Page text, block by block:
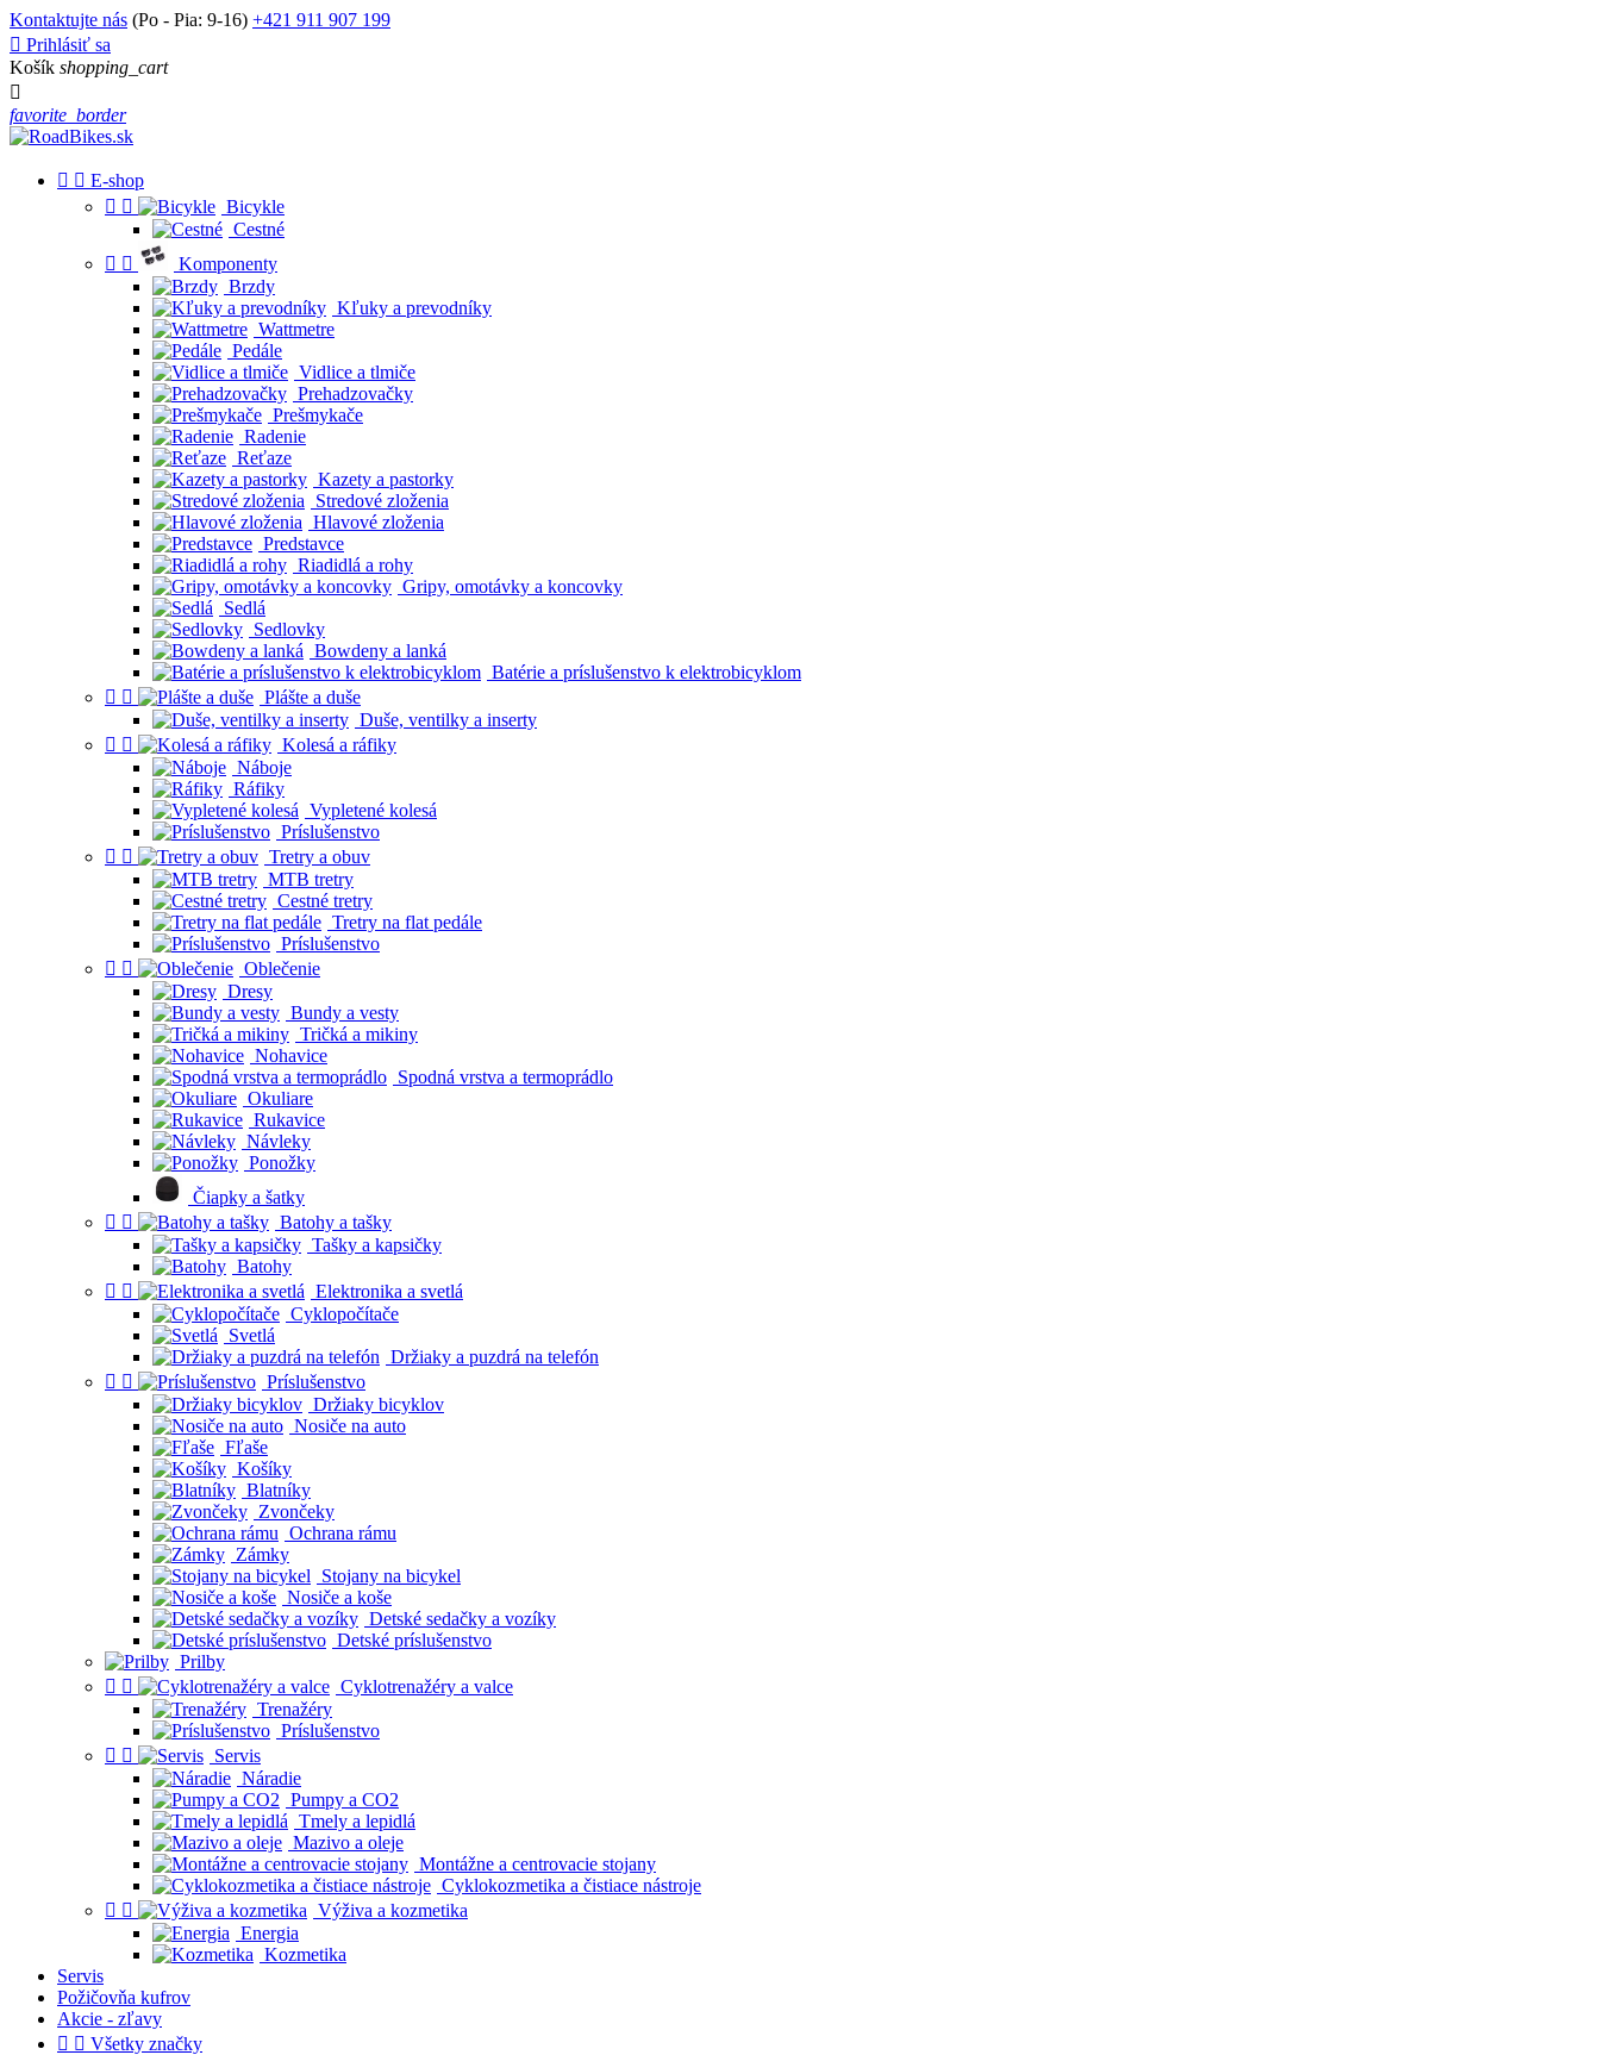
Kontaktujte nás (Po - Pia: 9-16) +421 911 907 199
 Prihlásiť sa
Košík shopping_cart

favorite_border
  E-shop
 
Bicykle
Cestné
 
Komponenty
Brzdy
Kľuky a prevodníky
Wattmetre
Pedále
Vidlice a tlmiče
Prehadzovačky
Prešmykače
Radenie
Reťaze
Kazety a pastorky
Stredové zloženia
Hlavové zloženia
Predstavce
Riadidlá a rohy
Gripy, omotávky a koncovky
Sedlá
Sedlovky
Bowdeny a lanká
Batérie a príslušenstvo k elektrobicyklom
 
Plášte a duše
Duše, ventilky a inserty
 
Kolesá a ráfiky
Náboje
Ráfiky
Vypletené kolesá
Príslušenstvo
 
Tretry a obuv
MTB tretry
Cestné tretry
Tretry na flat pedále
Príslušenstvo
 
Oblečenie
Dresy
Bundy a vesty
Tričká a mikiny
Nohavice
Spodná vrstva a termoprádlo
Okuliare
Rukavice
Návleky
Ponožky
Čiapky a šatky
 
Batohy a tašky
Tašky a kapsičky
Batohy
 
Elektronika a svetlá
Cyklopočítače
Svetlá
Držiaky a puzdrá na telefón
 
Príslušenstvo
Držiaky bicyklov
Nosiče na auto
Fľaše
Košíky
Blatníky
Zvončeky
Ochrana rámu
Zámky
Stojany na bicykel
Nosiče a koše
Detské sedačky a vozíky
Detské príslušenstvo
Prilby
 
Cyklotrenažéry a valce
Trenažéry
Príslušenstvo
 
Servis
Náradie
Pumpy a CO2
Tmely a lepidlá
Mazivo a oleje
Montážne a centrovacie stojany
Cyklokozmetika a čistiace nástroje
 
Výživa a kozmetika
Energia
Kozmetika
Servis
Požičovňa kufrov
Akcie - zľavy
  Všetky značky